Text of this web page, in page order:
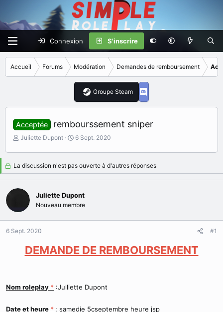
Connexion S'inscrire
Accueil Forums Modération Demandes de remboursement
Groupe Steam
Acceptée rembourssement sniper
I
i
i
a
t
u
c
s
Juliette Dupont
D
t
e
d
e
é
b
6 Sept. 2020
La discussion n'est pas ouverte à d'autres réponses
Juliette Dupont
Nouveau membre
6 Sept. 2020 #1
DEMANDE DE REMBOURSEMENT
Nom roleplay * :Julliette Dupont
Date et heure * : samedie 5cseptembre heure jsp